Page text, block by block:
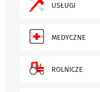
USŁUGI
MEDYCZNE
ROLNICZE